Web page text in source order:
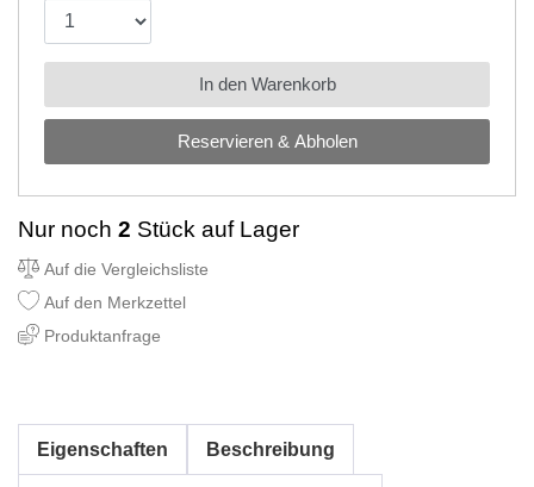
Reservieren & Abholen
In den Warenkorb
Nur noch 2 Stück auf Lager
Auf die Vergleichsliste
Auf den Merkzettel
Produktanfrage
Eigenschaften Beschreibung